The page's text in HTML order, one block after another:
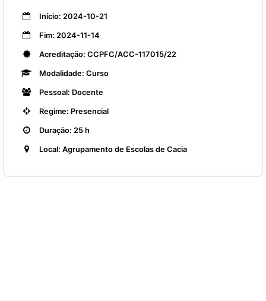
Início: 2024-10-21
Fim: 2024-11-14
Acreditação: CCPFC/ACC-117015/22
Modalidade: Curso
Pessoal: Docente
Regime: Presencial
Duração: 25 h
Local: Agrupamento de Escolas de Cacia